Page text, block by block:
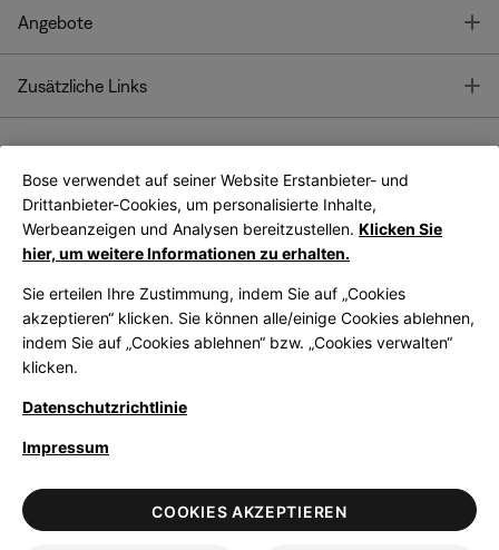
Angebote
Zusätzliche Links
Bose App
Bose Connect
App
LegalDatenschutzrichtlinieZugänglichkeitHinweis zu Cookies
VerkaufsbedingungenNutzungsbedingungen
Bose verwendet auf seiner Website Erstanbieter- und
Drittanbieter-Cookies, um personalisierte Inhalte,
Werbeanzeigen und Analysen bereitzustellen. Klicken Sie
hier, um weitere Informationen zu erhalten.
Sie erteilen Ihre Zustimmung, indem Sie auf „Cookies
akzeptieren“ klicken. Sie können alle/einige Cookies ablehnen,
indem Sie auf „Cookies ablehnen“ bzw. „Cookies verwalten“
klicken.
Datenschutzrichtlinie
Impressum
COOKIES AKZEPTIEREN